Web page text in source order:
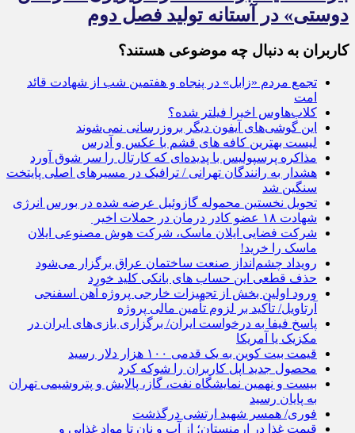
دوستی» در آستانه تولید فصل دوم
کاربران به دنبال چه موضوعی هستند؟
تجمع مردم «زابل» در پنجاه و هفتمین شب از شهادت قائد
امت
کلاب‌هاوس اخیرا فیلتر شده؟
این گوشی‌های آیفون دیگر بروزرسانی نمی‌شوند
لیست بهترین کافه های قشم با عکس و آدرس
مذاکره پرسپولیس با پدیده‌ای که کارتال را سر شوق آورد
هشدار به رانندگان تهرانی / ترافیک در مسیرهای اصلی پایتخت
سنگین شد
تحویل نخستین محموله گازوئیل عرضه شده در بورس انرژی
شهادت ۱۸ عضو کادر درمان در حملات اخیر
شرکت فضایی ایلان ماسک، شرکت هوش مصنوعی ایلان
ماسک را خرید!
رویداد چشم‌انداز صنعت ساختمان عراق برگزار می‌شود
حذف قطعی این حساب های بانکی کلید خورد
ورود اولین بخش از تجهیزات خارجی پروژه آهن اسفنجی
آرتاویل/ تأکید بر لزوم تأمین مالی پروژه
پاسخ فیفا به درخواست ایران/ برگزاری بازی‌های ایران در
مکزیک یا آمریکا
قیمت بیت کوین به یک قدمی ۱۰۰ هزار دلار رسید
محصول جدید اپل کاربران را شوکه کرد
بیست و نهمین نمایشگاه نفت، گاز، پالایش و پتروشیمی تهران
به پایان رسید
فوری/ همسر شهید ارتشی درگذشت
قیمت غذا در ارمنستان؛ از آب و نان تا مواد غذایی و